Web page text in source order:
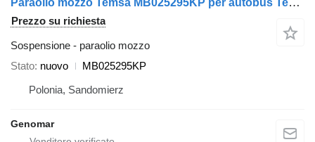
Prezzo su richiesta
Sospensione - paraolio mozzo
Stato nuovo
MB025295KP
Polonia, Sandomierz
Genomar